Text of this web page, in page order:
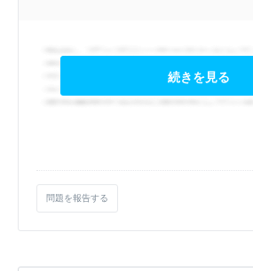
続きを見る
問題を報告する